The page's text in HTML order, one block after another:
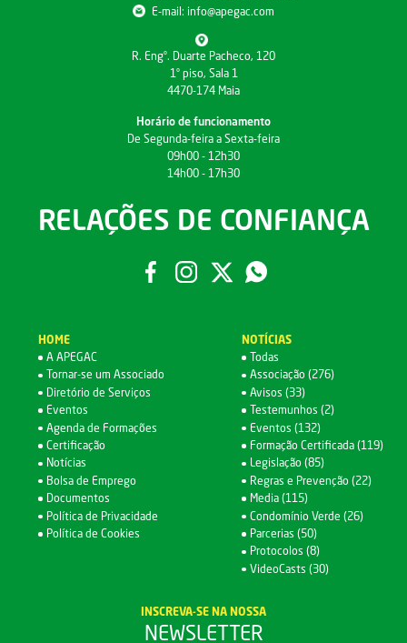
E-mail: info@apegac.com
R. Engº. Duarte Pacheco, 120
1º piso, Sala 1
4470-174 Maia
Horário de funcionamento
De Segunda-feira a Sexta-feira
09h00 - 12h30
14h00 - 17h30
RELAÇÕES DE CONFIANÇA
HOME
A APEGAC
Tornar-se um Associado
Diretório de Serviços
Eventos
Agenda de Formações
Certificação
Notícias
Bolsa de Emprego
Documentos
Política de Privacidade
Política de Cookies
NOTÍCIAS
Todas
Associação (276)
Avisos (33)
Testemunhos (2)
Eventos (132)
Formação Certificada (119)
Legislação (85)
Regras e Prevenção (22)
Media (115)
Condomínio Verde (26)
Parcerias (50)
Protocolos (8)
VideoCasts (30)
INSCREVA-SE NA NOSSA
NEWSLETTER